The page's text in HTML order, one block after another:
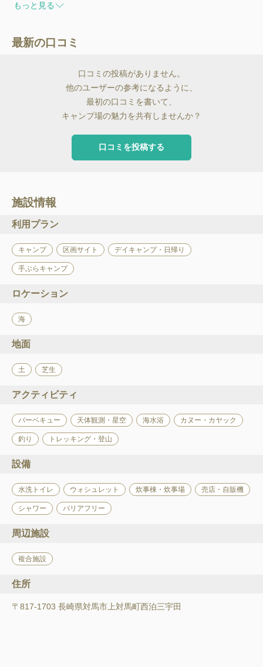
もっと見る
最新の口コミ
口コミの投稿がありません。
他のユーザーの参考になるように、
最初の口コミを書いて、
キャンプ場の魅力を共有しませんか？
口コミを投稿する
施設情報
利用プラン
キャンプ 区画サイト デイキャンプ・日帰り
手ぶらキャンプ
ロケーション
海
地面
土 芝生
アクティビティ
バーベキュー 天体観測・星空 海水浴 カヌー・カヤック
釣り トレッキング・登山
設備
水洗トイレ ウォシュレット 炊事棟・炊事場 売店・自販機
シャワー バリアフリー
周辺施設
複合施設
住所
〒817-1703 長崎県対馬市上対馬町西泊三宇田